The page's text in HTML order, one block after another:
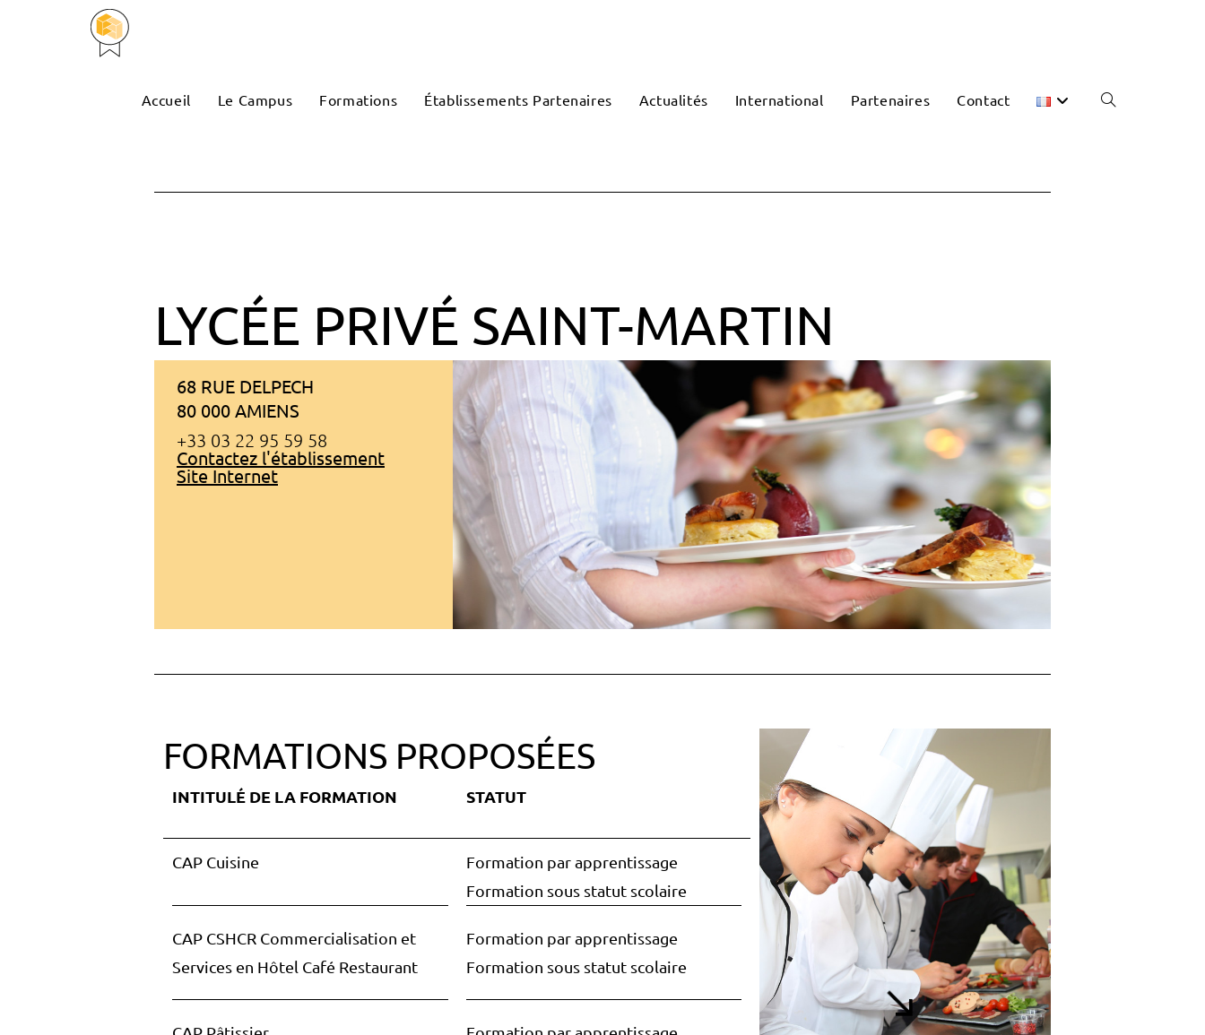
Accueil Le Campus Formations Établissements Partenaires Actualités International Partenaires Contact
LYCÉE PRIVÉ SAINT-MARTIN
68 RUE DELPECH
80 000 AMIENS
+33 03 22 95 59 58
Contactez l'établissement
Site Internet
FORMATIONS PROPOSÉES
INTITULÉ DE LA FORMATION STATUT
CAP Cuisine
Formation par apprentissage
Formation sous statut scolaire
CAP CSHCR Commercialisation et
Services en Hôtel Café Restaurant
Formation par apprentissage
Formation sous statut scolaire